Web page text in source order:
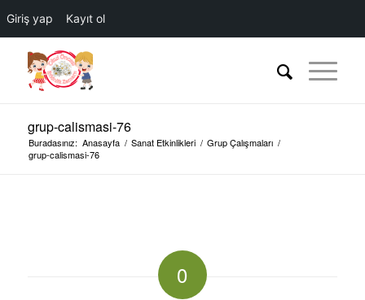
Giriş yap Kayıt ol
grup-calismasi-76
Buradasınız: Anasayfa / Sanat Etkinlikleri / Grup Çalışmaları /
grup-calismasi-76
0